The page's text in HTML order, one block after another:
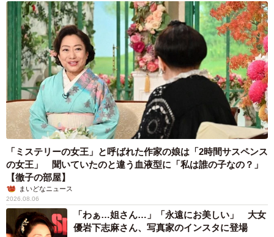
「ミステリーの女王」と呼ばれた作家の娘は「2時間サスペンス
の女王」 聞いていたのと違う血液型に「私は誰の子なの？」
【徹子の部屋】
まいどなニュース
2026.08.06
「わぁ…姐さん…」「永遠にお美しい」 大女
優岩下志麻さん、写真家のインスタに登場